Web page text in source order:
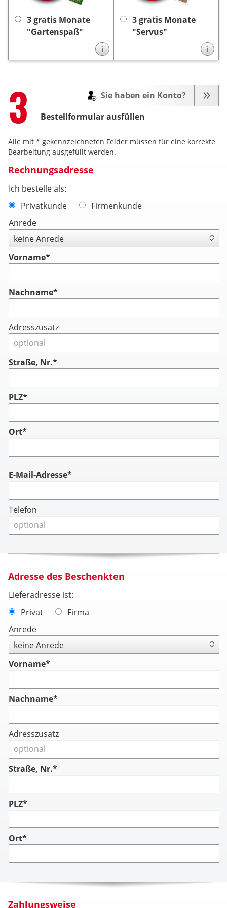
sanftem Spülmittel leicht
zu reinigen. Bitte kein
warmes Wasser
verwenden und vor Hitze
schützen. Achtung: nicht
zum Abdecken von
3 gratis Monate
"Gartenspaß"
„Gartenspaß”.
Die
Monaten automatisch, es
keine Kündigung
i
3 gratis Monate
"Servus"
Die Lieferung endet nach
es ist
keine Kündigung
notwendig.
i
Step
3 Bestellformular ausfüllen
Sie haben ein Konto?
Alle mit * gekennzeichneten Felder müssen für eine korrekte
Bearbeitung ausgefüllt werden.
Rechnungsadresse
Ich bestelle als:
Privatkunde
Firmenkunde
Anrede
Vorname*
Nachname*
Adresszusatz
Straße, Nr.*
PLZ*
Ort*
Account
E-Mail-Adresse*
Telefon
Adresse des Beschenkten
Lieferadresse ist:
Privat
Firma
Anrede
Vorname*
Nachname*
Adresszusatz
Straße, Nr.*
PLZ*
Ort*
Zahlungsweise